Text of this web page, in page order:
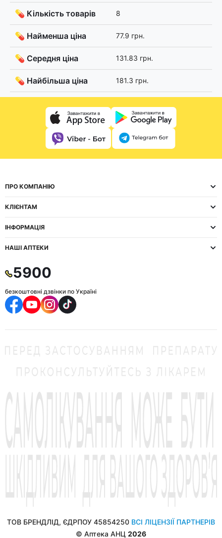
💊 Кількість товарів 8
💊 Найменша ціна 77.9 грн.
💊 Середня ціна 131.83 грн.
💊 Найбільша ціна 181.3 грн.
ПРО КОМПАНІЮ
КЛІЄНТАМ
ІНФОРМАЦІЯ
НАШІ АПТЕКИ
5900
безкоштовні дзвінки по Україні
ТОВ БРЕНДЛІД, ЄДРПОУ 45854250 ВСІ ЛІЦЕНЗІЇ ПАРТНЕРІВ
© Аптека АНЦ 2026